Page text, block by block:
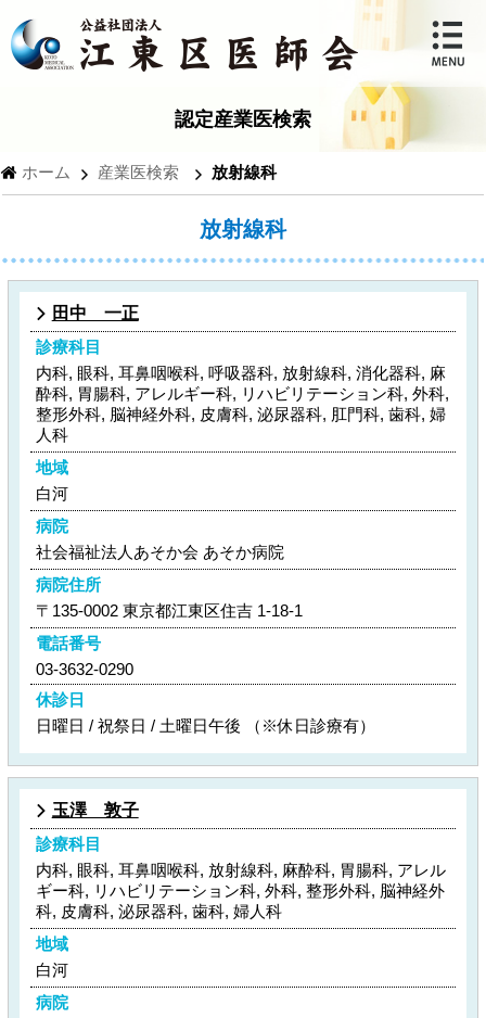
認定産業医検索
ホーム 産業医検索 放射線科
放射線科
田中 一正
診療科目
内科, 眼科, 耳鼻咽喉科, 呼吸器科, 放射線科, 消化器科, 麻
酔科, 胃腸科, アレルギー科, リハビリテーション科, 外科,
整形外科, 脳神経外科, 皮膚科, 泌尿器科, 肛門科, 歯科, 婦
人科
地域
白河
病院
社会福祉法人あそか会 あそか病院
病院住所
〒135-0002 東京都江東区住吉 1-18-1
電話番号
03-3632-0290
休診日
日曜日 / 祝祭日 / 土曜日午後 （※休日診療有）
玉澤 敦子
診療科目
内科, 眼科, 耳鼻咽喉科, 放射線科, 麻酔科, 胃腸科, アレル
ギー科, リハビリテーション科, 外科, 整形外科, 脳神経外
科, 皮膚科, 泌尿器科, 歯科, 婦人科
地域
白河
病院